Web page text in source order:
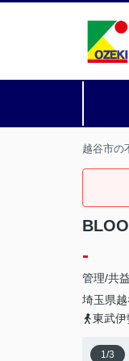
越谷市の
-
管理/共
埼玉県
東武
1/3